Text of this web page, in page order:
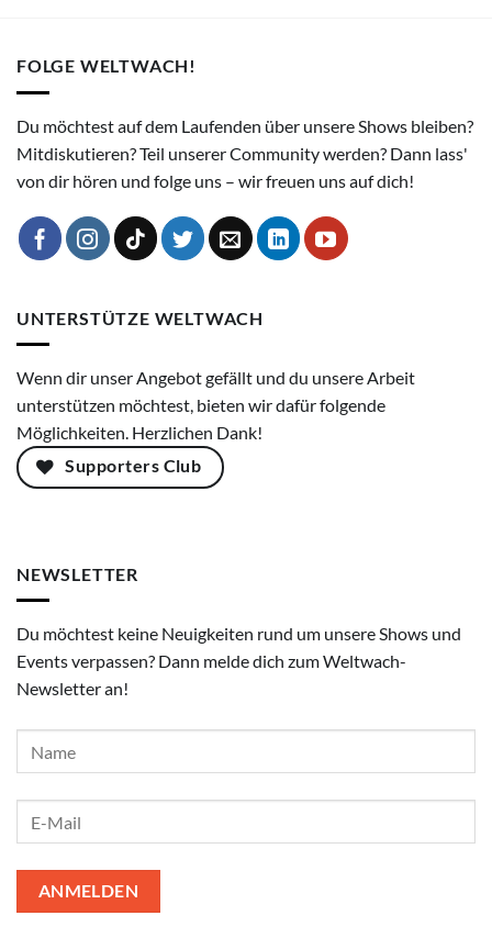
FOLGE WELTWACH!
Du möchtest auf dem Laufenden über unsere Shows bleiben?
Mitdiskutieren? Teil unserer Community werden? Dann lass'
von dir hören und folge uns – wir freuen uns auf dich!
UNTERSTÜTZE WELTWACH
Wenn dir unser Angebot gefällt und du unsere Arbeit
unterstützen möchtest, bieten wir dafür folgende
Möglichkeiten. Herzlichen Dank!
Supporters Club
NEWSLETTER
Du möchtest keine Neuigkeiten rund um unsere Shows und
Events verpassen? Dann melde dich zum Weltwach-
Newsletter an!